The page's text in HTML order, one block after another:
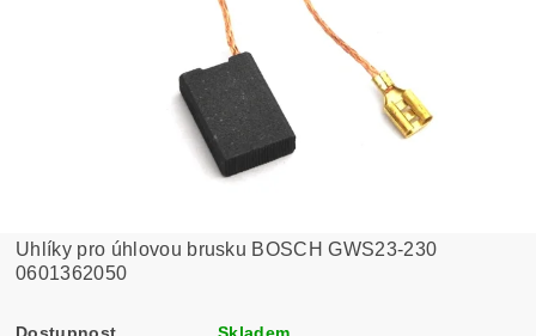
Uhlíky pro úhlovou brusku BOSCH GWS23-230
0601362050
Dostupnost Skladem